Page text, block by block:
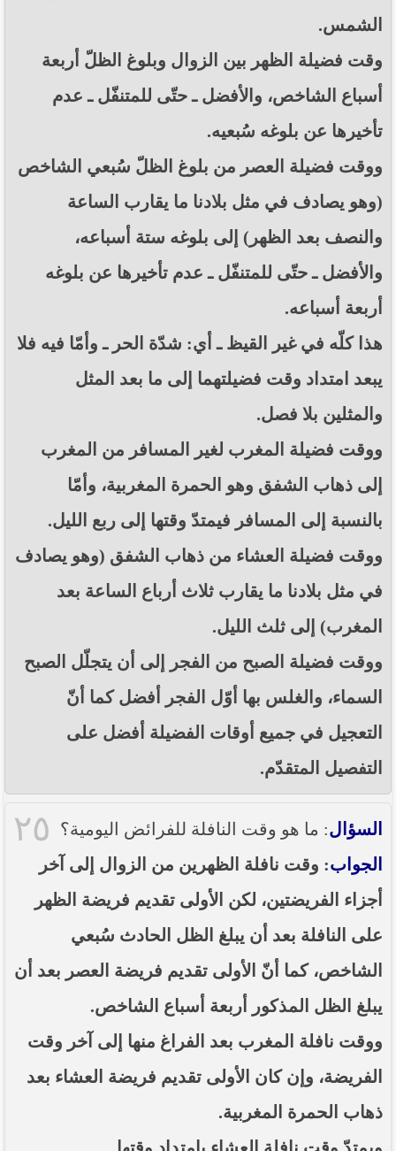
الشمس.
وقت فضيلة الظهر بين الزوال وبلوغ الظلّ أربعة
أسباع الشاخص، والأفضل ـ حتّى للمتنفّل ـ عدم
تأخيرها عن بلوغه سُبعيه.
ووقت فضيلة العصر من بلوغ الظلّ سُبعي الشاخص
(وهو يصادف في مثل بلادنا ما يقارب الساعة
والنصف بعد الظهر) إلى بلوغه ستة أسباعه،
والأفضل ـ حتّى للمتنفّل ـ عدم تأخيرها عن بلوغه
أربعة أسباعه.
هذا كلّه في غير القيظ ـ أي: شدّة الحر ـ وأمّا فيه فلا
يبعد امتداد وقت فضيلتهما إلى ما بعد المثل
والمثلين بلا فصل.
ووقت فضيلة المغرب لغير المسافر من المغرب
إلى ذهاب الشفق وهو الحمرة المغربية، وأمّا
بالنسبة إلى المسافر فيمتدّ وقتها إلى ربع الليل.
ووقت فضيلة العشاء من ذهاب الشفق (وهو يصادف
في مثل بلادنا ما يقارب ثلاث أرباع الساعة بعد
المغرب) إلى ثلث الليل.
ووقت فضيلة الصبح من الفجر إلى أن يتجلّل الصبح
السماء، والغلس بها أوّل الفجر أفضل كما أنّ
التعجيل في جميع أوقات الفضيلة أفضل على
التفصيل المتقدّم.
٢٥ السؤال: ما هو وقت النافلة للفرائض اليومية؟
الجواب: وقت نافلة الظهرين من الزوال إلى آخر
أجزاء الفريضتين، لكن الأولى تقديم فريضة الظهر
على النافلة بعد أن يبلغ الظل الحادث سُبعي
الشاخص، كما أنّ الأولى تقديم فريضة العصر بعد أن
يبلغ الظل المذكور أربعة أسباع الشاخص.
ووقت نافلة المغرب بعد الفراغ منها إلى آخر وقت
الفريضة، وإن كان الأولى تقديم فريضة العشاء بعد
ذهاب الحمرة المغربية.